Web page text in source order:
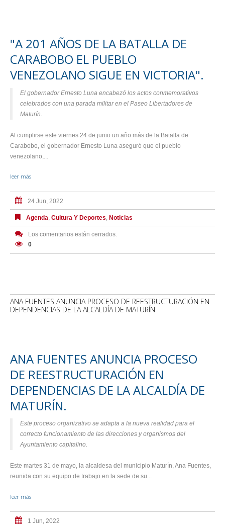
"A 201 AÑOS DE LA BATALLA DE
CARABOBO EL PUEBLO
VENEZOLANO SIGUE EN VICTORIA".
El gobernador Ernesto Luna encabezó los actos conmemorativos
celebrados con una parada militar en el Paseo Libertadores de
Maturín.
Al cumplirse este viernes 24 de junio un año más de la Batalla de
Carabobo, el gobernador Ernesto Luna aseguró que el pueblo
venezolano,...
leer más
24 Jun, 2022
Agenda, Cultura Y Deportes, Noticias
Los comentarios están cerrados.
0
ANA FUENTES ANUNCIA PROCESO DE REESTRUCTURACIÓN EN
DEPENDENCIAS DE LA ALCALDÍA DE MATURÍN.
ANA FUENTES ANUNCIA PROCESO
DE REESTRUCTURACIÓN EN
DEPENDENCIAS DE LA ALCALDÍA DE
MATURÍN.
Este proceso organizativo se adapta a la nueva realidad para el
correcto funcionamiento de las direcciones y organismos del
Ayuntamiento capitalino.
Este martes 31 de mayo, la alcaldesa del municipio Maturín, Ana Fuentes,
reunida con su equipo de trabajo en la sede de su...
leer más
1 Jun, 2022